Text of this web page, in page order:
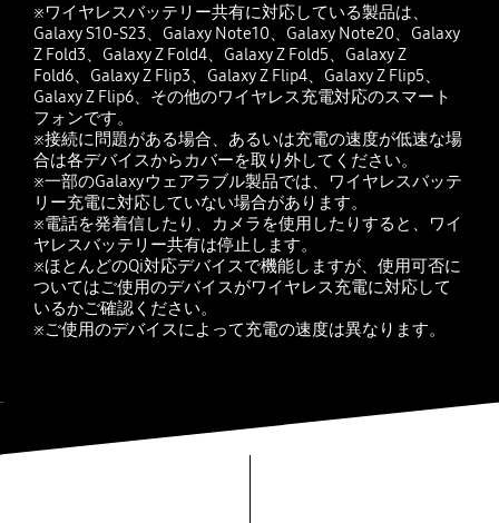
※ワイヤレスバッテリー共有に対応している製品は、
Galaxy S10-S23、Galaxy Note10、Galaxy Note20、Galaxy
Z Fold3、Galaxy Z Fold4、Galaxy Z Fold5、Galaxy Z
Fold6、Galaxy Z Flip3、Galaxy Z Flip4、Galaxy Z Flip5、
Galaxy Z Flip6、その他のワイヤレス充電対応のスマート
フォンです。
※接続に問題がある場合、あるいは充電の速度が低速な場
合は各デバイスからカバーを取り外してください。
※一部のGalaxyウェアラブル製品では、ワイヤレスバッテ
リー充電に対応していない場合があります。
※電話を発着信したり、カメラを使用したりすると、ワイ
ヤレスバッテリー共有は停止します。
※ほとんどのQi対応デバイスで機能しますが、使用可否に
ついてはご使用のデバイスがワイヤレス充電に対応して
いるかご確認ください。
※ご使用のデバイスによって充電の速度は異なります。